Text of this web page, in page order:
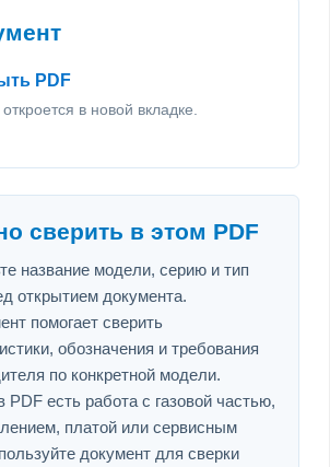
PDF
в новой вкладке.
сверить в этом PDF
название модели, серию и тип
открытием документа.
помогает сверить
обозначения и требования
по конкретной модели.
PDF есть работа с газовой частью,
платой или сервисным
документ для сверки